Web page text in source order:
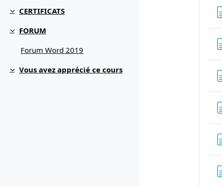
Replier
CERTIFICATS
Replier
FORUM
Forum Word 2019
Replier
Vous avez apprécié ce cours